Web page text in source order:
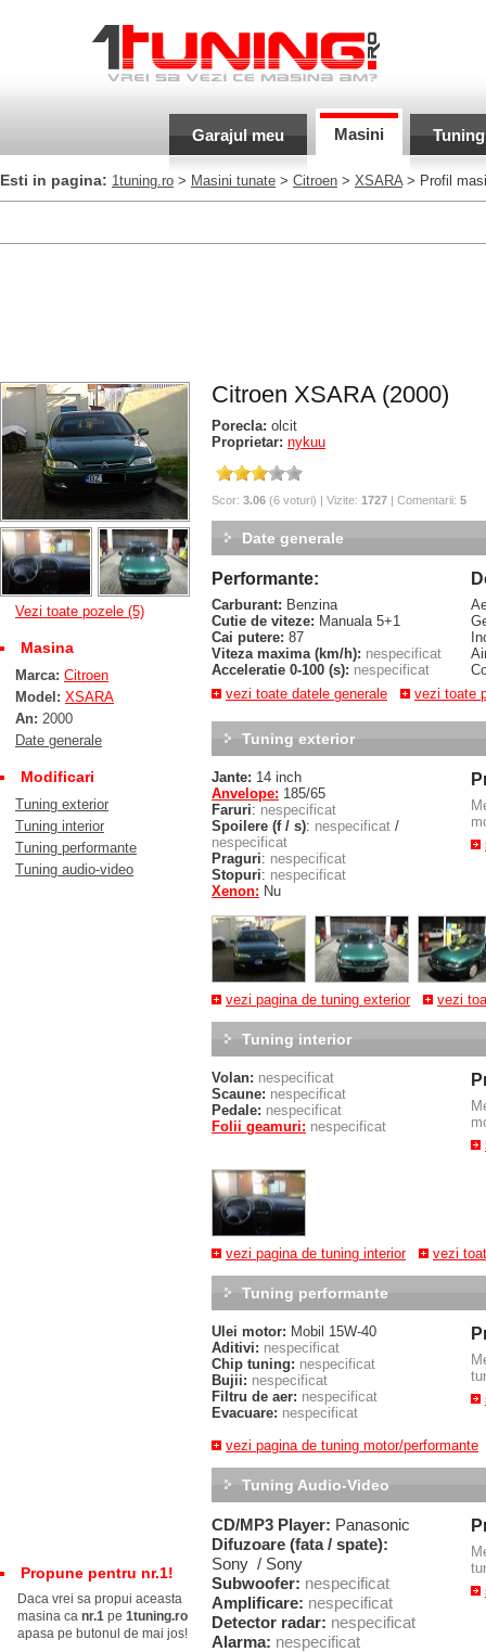
Garajul meu Masini Tuning
Esti in pagina: 1tuning.ro > Masini tunate > Citroen > XSARA> Profil
Vezi toate pozele (5)
Masina
Marca: Citroen
Model: XSARA
An: 2000
Date generale
Modificari
Tuning exterior
Tuning interior
Tuning performante
Tuning audio-video
Propune pentru nr.1!
Daca vrei sa propui aceasta
masina ca nr.1 pe 1tuning.ro
apasa pe butonul de mai jos!
Citroen XSARA (2000)
Porecla: olcit
Proprietar: nykuu
Scor: 3.06 (6 voturi) | Vizite: 1727 | Comentarii: 5
Date generale
Performante:
Carburant: Benzina
Cutie de viteze: Manuala 5+1
Cai putere: 87
Viteza maxima (km/h): nespecificat
Acceleratie 0-100 (s): nespecificat
vezi toate datele generale
vezi toate
Tuning exterior
Jante: 14 inch
Anvelope: 185/65
Faruri: nespecificat
Spoilere (f / s): nespecificat /
nespecificat
Praguri: nespecificat
Stopuri: nespecificat
Xenon: Nu
vezi pagina de tuning exterior vezi
Tuning interior
Volan: nespecificat
Scaune: nespecificat
Pedale: nespecificat
Folii geamuri: nespecificat
vezi pagina de tuning interior vezi
Tuning performante
Ulei motor: Mobil 15W-40
Aditivi: nespecificat
Chip tuning: nespecificat
Bujii: nespecificat
Filtru de aer: nespecificat
Evacuare: nespecificat
vezi pagina de tuning motor/performante
Tuning Audio-Video
CD/MP3 Player: Panasonic
Difuzoare (fata / spate):
Sony / Sony
Subwoofer: nespecificat
Amplificare: nespecificat
Detector radar: nespecificat
Alarma: nespecificat